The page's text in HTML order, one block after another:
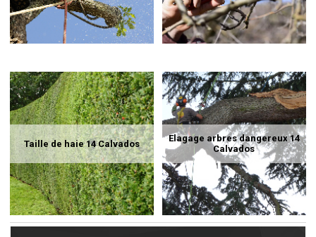
Taille de haie 14 Calvados
Elagage arbres dangereux 14
Calvados